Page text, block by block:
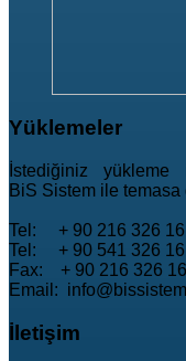
Yüklemeler
İstediğiniz yükleme
BiS Sistem ile temasa
Tel: + 90 216 326 16
Tel: + 90 541 326 16
Fax: + 90 216 326
Email:
İletişim